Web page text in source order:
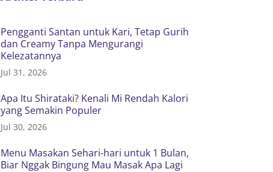
Pengganti Santan untuk Kari, Tetap Gurih
dan Creamy Tanpa Mengurangi
Kelezatannya
Jul 31, 2026
Apa Itu Shirataki? Kenali Mi Rendah Kalori
yang Semakin Populer
Jul 30, 2026
Menu Masakan Sehari-hari untuk 1 Bulan,
Biar Nggak Bingung Mau Masak Apa Lagi